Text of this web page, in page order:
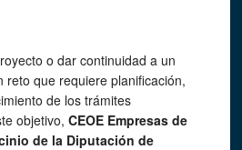
o dar continuidad a un
reto que requiere planificación,
de los trámites
objetivo, CEOE Empresas de
de la Diputación de